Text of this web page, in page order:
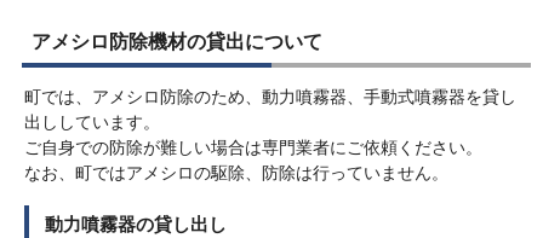
アメシロ防除機材の貸出について
町では、アメシロ防除のため、動力噴霧器、手動式噴霧器を貸し
出ししています。
ご自身での防除が難しい場合は専門業者にご依頼ください。
なお、町ではアメシロの駆除、防除は行っていません。
動力噴霧器の貸し出し